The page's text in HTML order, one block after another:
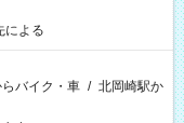
による
バイク・車 / 北岡崎駅か